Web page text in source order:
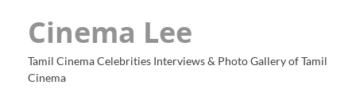
Cinema Lee
Tamil Cinema Celebrities Interviews & Photo Gallery of Tamil
Cinema